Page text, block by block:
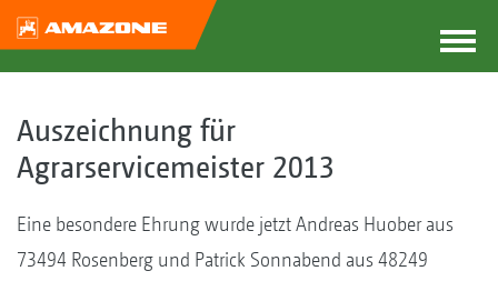
Auszeichnung für
Agrarservicemeister 2013
Eine besondere Ehrung wurde jetzt Andreas Huober aus
73494 Rosenberg und Patrick Sonnabend aus 48249